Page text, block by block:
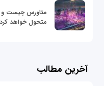
متاورس چیست و
متحول خواهد
آخرین مطالب